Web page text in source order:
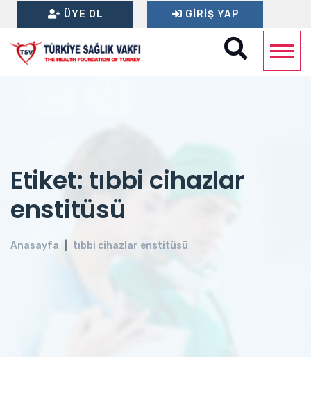
ÜYE OL GIRIŞ YAP
Etiket: tıbbi cihazlar
enstitüsü
Anasayfa tıbbi cihazlar enstitüsü